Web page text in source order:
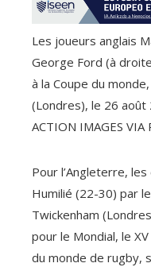
Les joueurs anglais
George Ford (à
à la Coupe du
(Londres), le 26 août
ACTION IMAGES VIA
Pour l’Angleterre,
Humilié (22-30) par
Twickenham
pour le Mondial, le
du monde de rugby,